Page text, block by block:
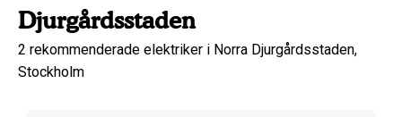
Djurgårdsstaden
2 rekommenderade elektriker i Norra Djurgårdsstaden,
Stockholm